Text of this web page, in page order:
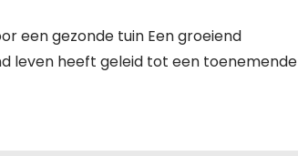
een gezonde tuin Een groeiend
leven heeft geleid tot een toenemende